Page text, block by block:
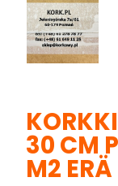
30 CM
M2 ERÄ